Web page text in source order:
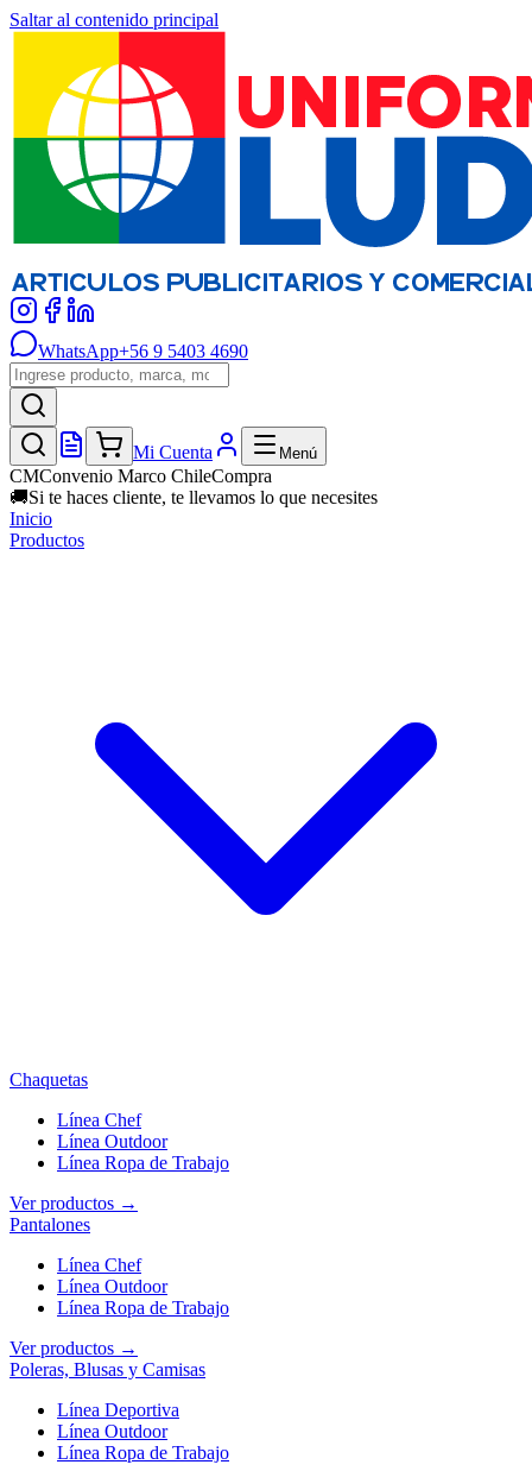
Saltar al contenido principal
WhatsApp+56 9 5403 4690
Mi Cuenta Menú
CMConvenio Marco ChileCompra
🚚Si te haces cliente, te llevamos lo que necesites
Inicio
Productos
Chaquetas
Línea Chef
Línea Outdoor
Línea Ropa de Trabajo
Ver productos →
Pantalones
Línea Chef
Línea Outdoor
Línea Ropa de Trabajo
Ver productos →
Poleras, Blusas y Camisas
Línea Deportiva
Línea Outdoor
Línea Ropa de Trabajo